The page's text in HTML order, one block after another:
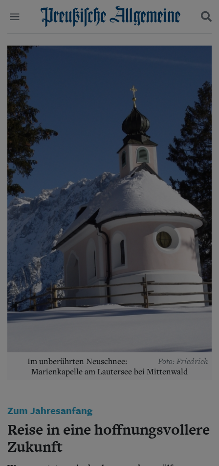
Wer wir sind
Aktuelle Ausgabe
Abonnenten-Login
Abonnent werden
Abo Prämien
Mediadaten
Gesellschaft
Geschichte
Ostpreußen
Pommern
Berlin-Brandenburg
Danzig und Westpreußen
Bücher
Kontakt
Impressum
Datenschutz
Suchen und finden
Foto: Friedrich
Im unberührten Neuschnee:
Marienkapelle am Lautersee bei Mittenwald
Zum Jahresanfang
Reise in eine hoffnungsvollere
Zukunft